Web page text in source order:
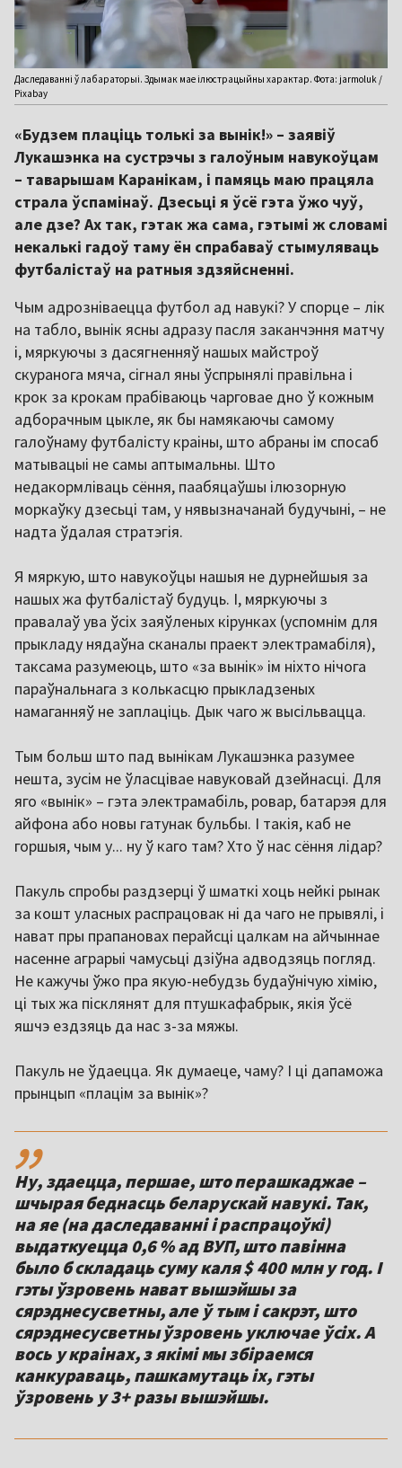
Даследаванні ў лабараторыі. Здымак мае ілюстрацыйны характар. Фота: jarmoluk /
Pixabay
«Будзем плаціць толькі за вынік!» – заявіў
Лукашэнка на сустрэчы з галоўным навукоўцам
– таварышам Каранікам, і памяць маю працяла
страла ўспамінаў. Дзесьці я ўсё гэта ўжо чуў,
але дзе? Ах так, гэтак жа сама, гэтымі ж словамі
некалькі гадоў таму ён спрабаваў стымуляваць
футбалістаў на ратныя здзяйсненні.
Чым адрозніваецца футбол ад навукі? У спорце – лік
на табло, вынік ясны адразу пасля заканчэння матчу
і, мяркуючы з дасягненняў нашых майстроў
скуранога мяча, сігнал яны ўспрынялі правільна і
крок за крокам прабіваюць чарговае дно ў кожным
адборачным цыкле, як бы намякаючы самому
галоўнаму футбалісту краіны, што абраны ім спосаб
матывацыі не самы аптымальны. Што
недакормліваць сёння, паабяцаўшы ілюзорную
моркаўку дзесьці там, у нявызначанай будучыні, – не
надта ўдалая стратэгія.
Я мяркую, што навукоўцы нашыя не дурнейшыя за
нашых жа футбалістаў будуць. І, мяркуючы з
правалаў ува ўсіх заяўленых кірунках (успомнім для
прыкладу нядаўна сканалы праект электрамабіля),
таксама разумеюць, што «за вынік» ім ніхто нічога
параўнальнага з колькасцю прыкладзеных
намаганняў не заплаціць. Дык чаго ж высільвацца.
Тым больш што пад вынікам Лукашэнка разумее
нешта, зусім не ўласцівае навуковай дзейнасці. Для
яго «вынік» – гэта электрамабіль, ровар, батарэя для
айфона або новы гатунак бульбы. І такія, каб не
горшыя, чым у... ну ў каго там? Хто ў нас сёння лідар?
Пакуль спробы раздзерці ў шматкі хоць нейкі рынак
за кошт уласных распрацовак ні да чаго не прывялі, і
нават пры прапановах перайсці цалкам на айчыннае
насенне аграрыі чамусьці дзіўна адводзяць погляд.
Не кажучы ўжо пра якую-небудзь будаўнічую хімію,
ці тых жа пісклянят для птушкафабрык, якія ўсё
яшчэ ездзяць да нас з-за мяжы.
Пакуль не ўдаецца. Як думаеце, чаму? І ці дапаможа
прынцып «плацім за вынік»?
,,
Ну, здаецца, першае, што перашкаджае –
шчырая беднасць беларускай навукі. Так,
на яе (на даследаванні і распрацоўкі)
выдаткуецца 0,6 % ад ВУП, што павінна
было б складаць суму каля $ 400 млн у год. І
гэты ўзровень нават вышэйшы за
сярэднесусветны, але ў тым і сакрэт, што
сярэднесусветны ўзровень уключае ўсіх. А
вось у краінах, з якімі мы збіраемся
канкураваць, пашкамутаць іх, гэты
ўзровень у 3+ разы вышэйшы.